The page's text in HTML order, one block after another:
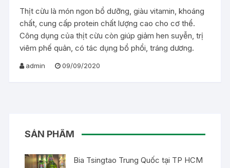
Thịt cừu là món ngon bổ dưỡng, giàu vitamin, khoáng
chất, cung cấp protein chất lượng cao cho cơ thể.
Công dụng của thịt cừu còn giúp giảm hen suyễn, trị
viêm phế quản, có tác dụng bổ phổi, tráng dương.
admin 09/09/2020
SẢN PHẨM
Bia Tsingtao Trung Quốc tại TP HCM